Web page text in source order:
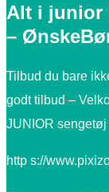
Alt i junior
–
Tilbud du bare
godt tilbud –
JUNIOR sengetøj
http s://